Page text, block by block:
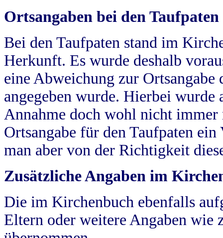
Ortsangaben bei den Taufpaten
Bei den Taufpaten stand im
Herkunft. Es wurde deshalb
eine Abweichung zur
angegeben wurde. Hierbei wurde
Annahme doch wohl nicht
Ortsangabe für den Taufpaten
man aber von der Richtigkeit
Zusätzliche Angaben im
Die im Kirchenbuch ebenfalls
Eltern oder weitere Angaben wie